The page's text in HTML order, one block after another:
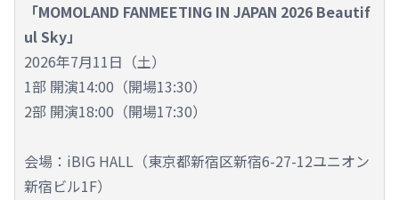
「MOMOLAND FANMEETING IN JAPAN 2026 Beautif
ul Sky」
2026年7月11日（土）
1部 開演14:00（開場13:30）
2部 開演18:00（開場17:30）
会場：iBIG HALL（東京都新宿区新宿6-27-12ユニオン
新宿ビル1F）